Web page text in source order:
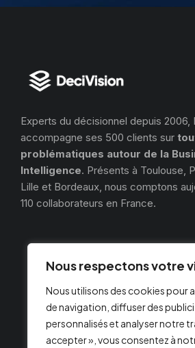
Nous respectons votre
Nous utilisons des cookies pour
de navigation, diffuser des
personnalisés et analyser notre
accepter », vous consentez à
Experts du décisionnel depuis 2006,
accompagne ses 500 clients sur
problématiques autour de la
Intelligence. Présents à Toulouse,
Lille et Bordeaux, nous comptons
110 collaborateurs en France.